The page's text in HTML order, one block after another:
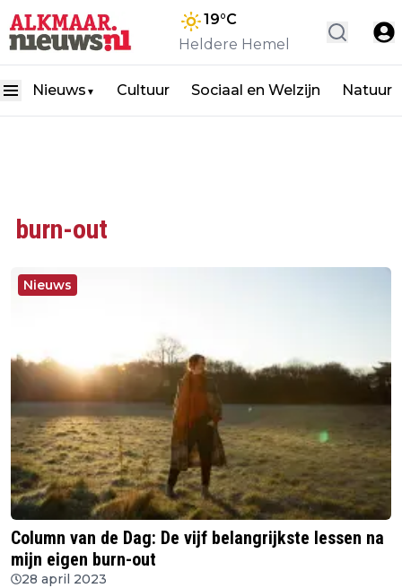
19°C
Heldere Hemel
Nieuws ▼ Cultuur Sociaal en Welzijn Natuur
burn-out
Nieuws
Column van de Dag: De vijf belangrijkste lessen na
mijn eigen burn-out
28 april 2023